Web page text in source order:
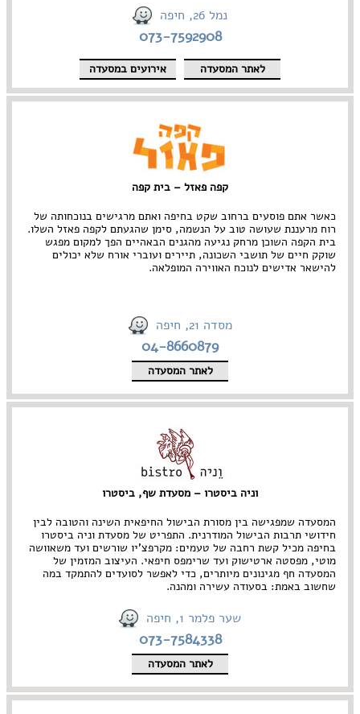
נמל 26, חיפה
073-7592908
לאתר המסעדה אירועים במסעדה
קפה פאזל – בית קפה
כאשר אתם פוסעים ברחוב שקט בחיפה ואתם מרגישים בנוכחותה של
רוח מרעננת שעושה טוב על הנשמה, סימן שהגעתם לקפה פאזל השלו.
בית הקפה השוכן מרחק נגיעה מהגנים הבאהיים הפך למקום מפגש
שוקק חיים של תושבי השכונה, תיירים ועוברי אורח שלא יכולים
להישאר אדישים לנוכח האווירה המופלאה.
מסדה 21, חיפה
04-8660879
לאתר המסעדה
וניה ביסטרו – מסעדת שף, ביסטרו
המסעדה שמפגישה בין מסורת הבישול החיפאית השינה והטובה לבין
חידושי תרבות הבישול המודרנית. התפריט של מסעדת וניה ביסטרו
בחיפה מכיל קשת רחבה של טעמים: מקרפצ'יו שורשים ועד משאוושה
מוטי, מפסטה ארטישוק ועד שרימפס חיפאי. העיצוב המזמין של
המסעדה חף מגינונים מיותרים, כדי לאפשר לסועדים להתמקד במה
שחשוב באמת: בסעודה עשירה ומהנה.
שער פלמר 1, חיפה
073-7584338
לאתר המסעדה